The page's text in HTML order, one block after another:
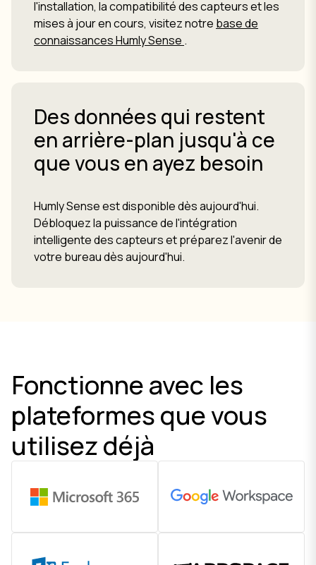
l'installation, la compatibilité des capteurs et les
mises à jour en cours, visitez notre base de
connaissances Humly Sense .
Des données qui restent
en arrière-plan jusqu'à ce
que vous en ayez besoin
Humly Sense est disponible dès aujourd'hui.
Débloquez la puissance de l'intégration
intelligente des capteurs et préparez l'avenir de
votre bureau dès aujourd'hui.
Fonctionne avec les
plateformes que vous
utilisez déjà